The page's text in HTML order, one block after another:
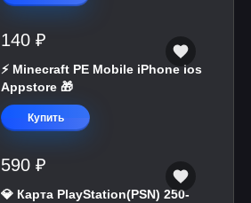
140 ₽
⚡️ Minecraft PE Mobile iPhone ios
Appstore 🎁
Купить
590 ₽
💎 Карта PlayStation(PSN) 250-